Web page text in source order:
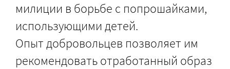
милиции в борьбе с попрошайками,
использующими детей.
Опыт добровольцев позволяет им
рекомендовать отработанный образ